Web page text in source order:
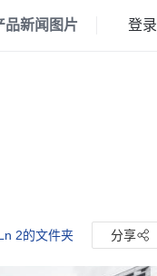
品新闻 图片 登录
2的文件夹 分享